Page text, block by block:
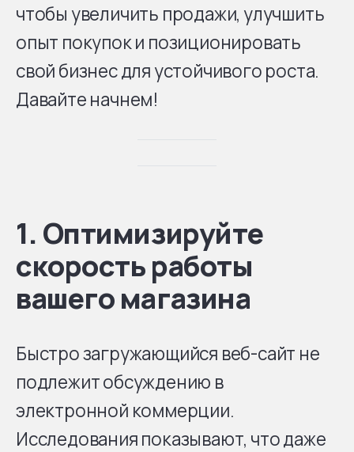
чтобы увеличить продажи, улучшить
опыт покупок и позиционировать
свой бизнес для устойчивого роста.
Давайте начнем!
1. Оптимизируйте
скорость работы
вашего магазина
Быстро загружающийся веб-сайт не
подлежит обсуждению в
электронной коммерции.
Исследования показывают, что даже